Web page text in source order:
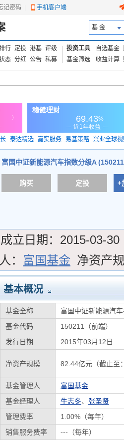
记密码 手机客户端
基 金
行 定投 港基 评级
态 分红 公告 私募
投资工具 自选基金
基金筛选
收益计算
泰达精选 嘉实服务 易基策略 兴业全球
富国中证新能源汽车指数分级A
购买 定投 +
成立日期： 2015-03-30
人： 富国基金 净资产
基本概况
基金全称
富国中证新能源汽
基金代码
150211（前端）
发行日期
2015年03月12日
净资产规模 82.44亿元（截止至
基金管理人
富国基金
基金经理人
牛志冬、 张圣贤
管理费率
1.00%（每年）
销售服务费率
---（每年）